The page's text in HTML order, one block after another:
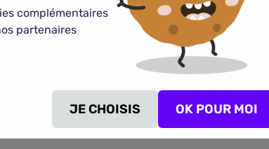
2
Comparer
complémentaires
partenaires
JE CHOISIS OK POUR MOI